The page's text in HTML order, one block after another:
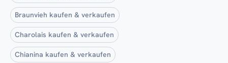
Braunvieh kaufen & verkaufen
Charolais kaufen & verkaufen
Chianina kaufen & verkaufen